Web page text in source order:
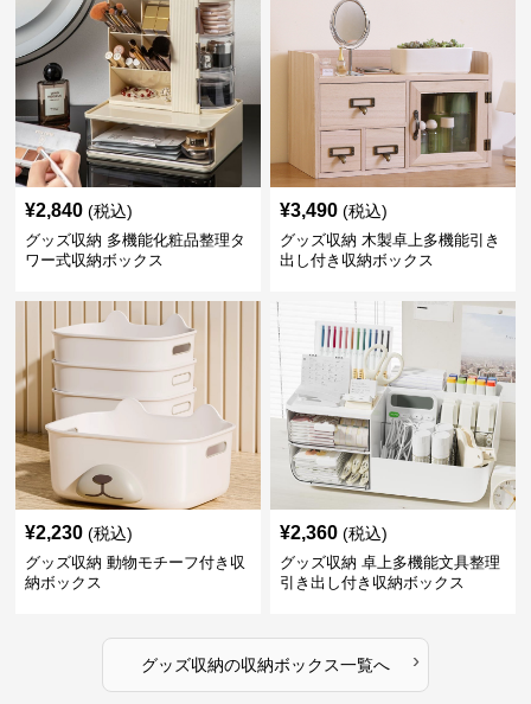
¥2,840 (税込)
グッズ収納 多機能化粧品整理タ
ワー式収納ボックス
¥3,490 (税込)
グッズ収納 木製卓上多機能引き
出し付き収納ボックス
¥2,230 (税込)
グッズ収納 動物モチーフ付き収
納ボックス
¥2,360 (税込)
グッズ収納 卓上多機能文具整理
引き出し付き収納ボックス
グッズ収納の収納ボックス一覧へ ›